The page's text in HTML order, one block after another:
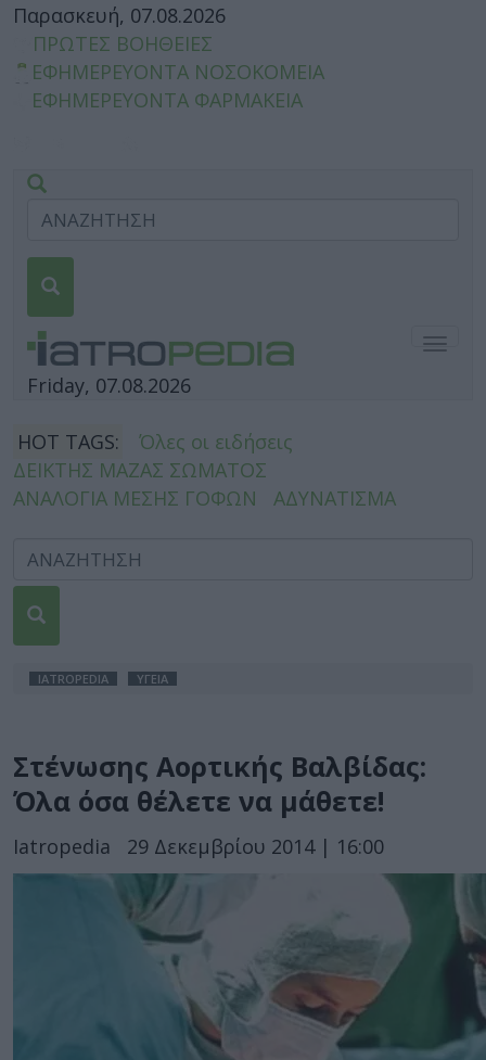
Παρασκευή, 07.08.2026
ΠΡΩΤΕΣ ΒΟΗΘΕΙΕΣ
ΕΦΗΜΕΡΕΥΟΝΤΑ ΝΟΣΟΚΟΜΕΙΑ
ΕΦΗΜΕΡΕΥΟΝΤΑ ΦΑΡΜΑΚΕΙΑ
Friday, 07.08.2026
HOT TAGS:
Όλες οι ειδήσεις
ΔΕΙΚΤΗΣ ΜΑΖΑΣ ΣΩΜΑΤΟΣ
ΑΝΑΛΟΓΙΑ ΜΕΣΗΣ ΓΟΦΩΝ
ΑΔΥΝΑΤΙΣΜΑ
IATROPEDIA ΥΓΕΙΑ
Στένωσης Αορτικής Βαλβίδας:
Όλα όσα θέλετε να μάθετε!
Iatropedia 29 Δεκεμβρίου 2014 | 16:00